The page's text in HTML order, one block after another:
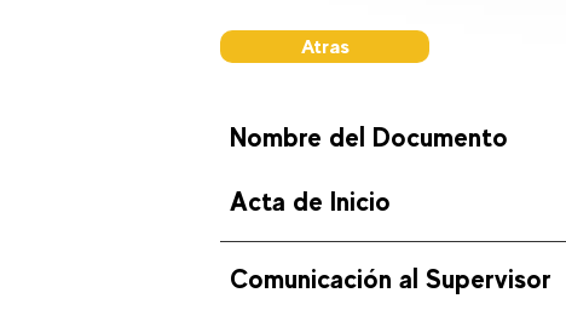
Atras
Nombre del Documento
Acta de Inicio
Comunicación al Supervisor